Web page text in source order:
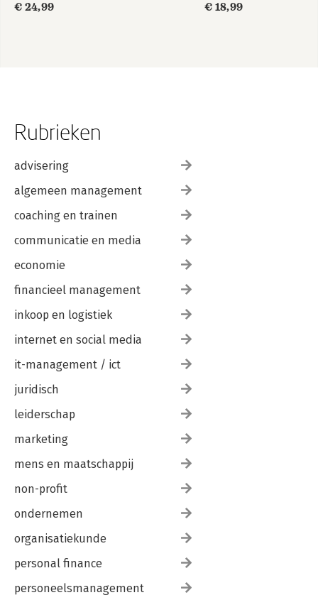
€ 24,99
€ 18,99
Rubrieken
advisering
algemeen management
coaching en trainen
communicatie en media
economie
financieel management
inkoop en logistiek
internet en social media
it-management / ict
juridisch
leiderschap
marketing
mens en maatschappij
non-profit
ondernemen
organisatiekunde
personal finance
personeelsmanagement